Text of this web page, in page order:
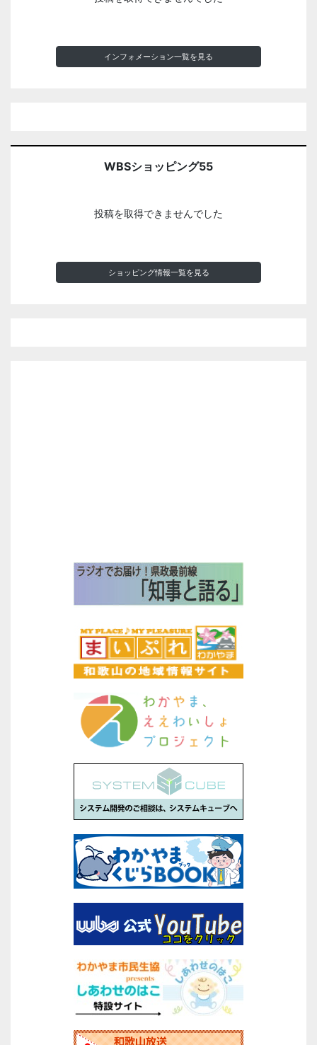
インフォメーション一覧を見る
WBSショッピング55
投稿を取得できませんでした
ショッピング情報一覧を見る